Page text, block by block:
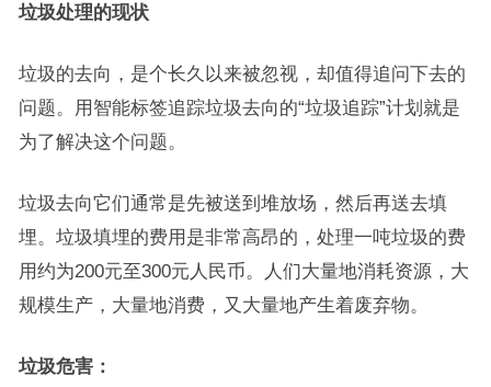
垃圾处理的现状
垃圾的去向，是个长久以来被忽视，却值得追问下去的
问题。用智能标签追踪垃圾去向的“垃圾追踪”计划就是
为了解决这个问题。
垃圾去向它们通常是先被送到堆放场，然后再送去填
埋。垃圾填埋的费用是非常高昂的，处理一吨垃圾的费
用约为200元至300元人民币。人们大量地消耗资源，大
规模生产，大量地消费，又大量地产生着废弃物。
垃圾危害：